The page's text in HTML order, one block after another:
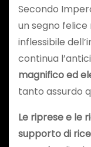
Secondo
un segno felice
inflessibile
continua
magnifico ed
tanto assurdo
Le riprese e le
supporto di